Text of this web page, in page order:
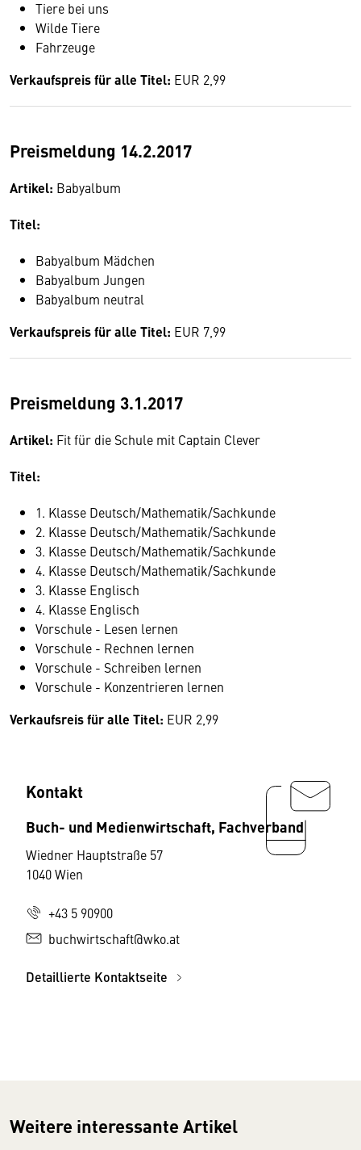
Tiere bei uns
Wilde Tiere
Fahrzeuge
Verkaufspreis für alle Titel: EUR 2,99
Preismeldung 14.2.2017
Artikel: Babyalbum
Titel:
Babyalbum Mädchen
Babyalbum Jungen
Babyalbum neutral
Verkaufspreis für alle Titel: EUR 7,99
Preismeldung 3.1.2017
Artikel: Fit für die Schule mit Captain Clever
Titel:
1. Klasse Deutsch/Mathematik/Sachkunde
2. Klasse Deutsch/Mathematik/Sachkunde
3. Klasse Deutsch/Mathematik/Sachkunde
4. Klasse Deutsch/Mathematik/Sachkunde
3. Klasse Englisch
4. Klasse Englisch
Vorschule - Lesen lernen
Vorschule - Rechnen lernen
Vorschule - Schreiben lernen
Vorschule - Konzentrieren lernen
Verkaufsreis für alle Titel: EUR 2,99
Kontakt
Buch- und Medienwirtschaft, Fachverband
Wiedner Hauptstraße 57
1040 Wien
+43 5 90900
buchwirtschaft@wko.at
Detaillierte Kontaktseite
Weitere interessante Artikel